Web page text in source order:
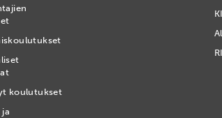
koulutukset